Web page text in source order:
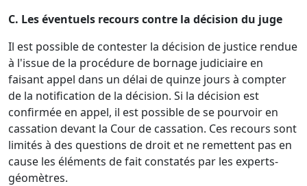
C. Les éventuels recours contre la décision du juge
Il est possible de contester la décision de justice rendue
à l'issue de la procédure de bornage judiciaire en
faisant appel dans un délai de quinze jours à compter
de la notification de la décision. Si la décision est
confirmée en appel, il est possible de se pourvoir en
cassation devant la Cour de cassation. Ces recours sont
limités à des questions de droit et ne remettent pas en
cause les éléments de fait constatés par les experts-
géomètres.